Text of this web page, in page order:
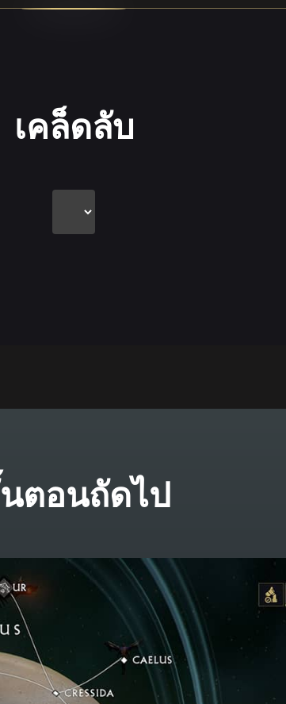
เคล็ดลับ
ตอนถัดไป